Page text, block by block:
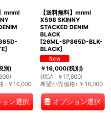
mnml
]
別)
)
: ￥ 16,000
ョン選択
【送料無料】mnml
X598 SKINNY
STACKED DENIM
BLACK
[26ML-SP865D-BLK-
BLACK]
￥16,000(税別)
(税込 : ￥ 17,600)
希望小売価格: ￥ 16,000
オプション選択